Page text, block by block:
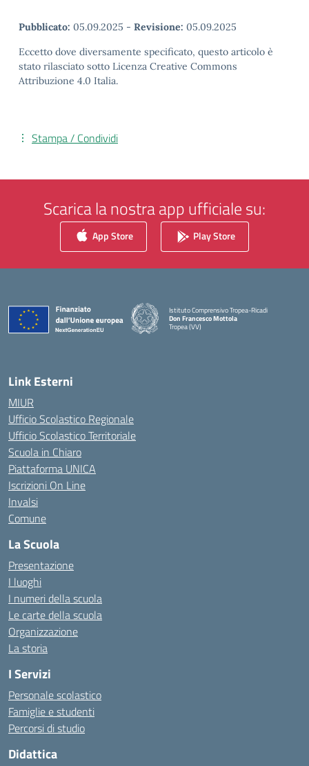
Pubblicato: 05.09.2025 - Revisione: 05.09.2025
Eccetto dove diversamente specificato, questo articolo è
stato rilasciato sotto Licenza Creative Commons
Attribuzione 4.0 Italia.
Stampa / Condividi
Scarica la nostra app ufficiale su:
App Store Play Store
Istituto Comprensivo Tropea-Ricadi
Don Francesco Mottola
Tropea (VV)
— Visita la pagina iniziale della scuola
Link Esterni
MIUR
Ufficio Scolastico Regionale
Ufficio Scolastico Territoriale
Scuola in Chiaro
Piattaforma UNICA
Iscrizioni On Line
Invalsi
Comune
La Scuola
Presentazione
I luoghi
I numeri della scuola
Le carte della scuola
Organizzazione
La storia
I Servizi
Personale scolastico
Famiglie e studenti
Percorsi di studio
Didattica